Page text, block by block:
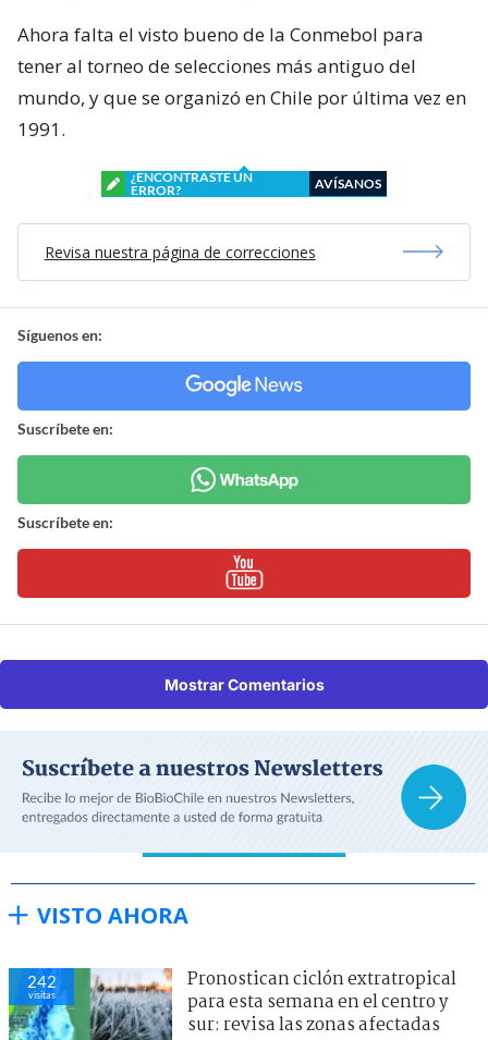
Ahora falta el visto bueno de la Conmebol para
tener al torneo de selecciones más antiguo del
mundo, y que se organizó en Chile por última vez en
1991.
¿ENCONTRASTE UN
ERROR?
AVÍSANOS
Revisa nuestra página de correcciones
Síguenos en:
Suscríbete en:
Suscríbete en:
Mostrar Comentarios
VISTO AHORA
242
visitas
Pronostican ciclón extratropical
para esta semana en el centro y
sur: revisa las zonas afectadas